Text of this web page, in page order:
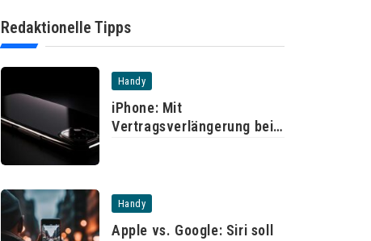
Redaktionelle Tipps
Handy
iPhone: Mit
Vertragsverlängerung bei
Handy
Apple vs. Google: Siri soll